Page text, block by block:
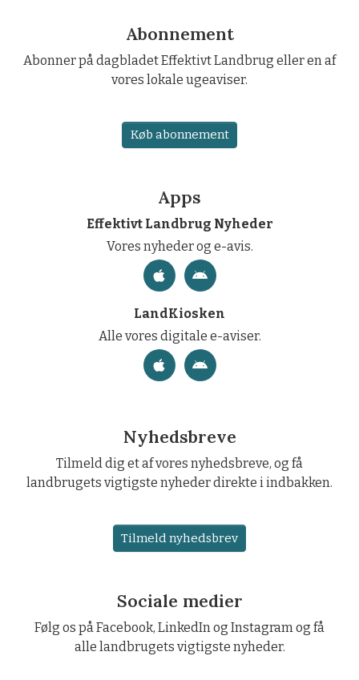
Abonnement
Abonner på dagbladet Effektivt Landbrug eller en af
vores lokale ugeaviser.
Køb abonnement
Apps
Effektivt Landbrug Nyheder
Vores nyheder og e-avis.
LandKiosken
Alle vores digitale e-aviser.
Nyhedsbreve
Tilmeld dig et af vores nyhedsbreve, og få
landbrugets vigtigste nyheder direkte i indbakken.
Tilmeld nyhedsbrev
Sociale medier
Følg os på Facebook, LinkedIn og Instagram og få
alle landbrugets vigtigste nyheder.